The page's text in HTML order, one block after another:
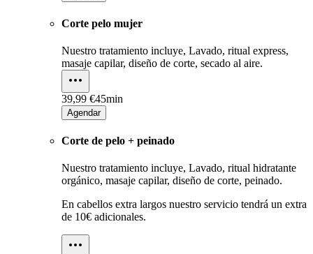
Corte pelo mujer
Nuestro tratamiento incluye, Lavado, ritual express,
masaje capilar, diseño de corte, secado al aire.
39,99 €45min
Agendar
Corte de pelo + peinado
Nuestro tratamiento incluye, Lavado, ritual hidratante
orgánico, masaje capilar, diseño de corte, peinado.
En cabellos extra largos nuestro servicio tendrá un extra
de 10€ adicionales.